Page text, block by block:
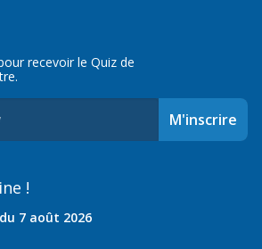
recevoir le Quiz de
M'inscrire
!
7 août 2026